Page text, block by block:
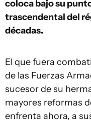
coloca bajo su
trascendental del
décadas.
El que fuera
de las Fuerzas
sucesor de su
mayores reformas
enfrenta ahora, a